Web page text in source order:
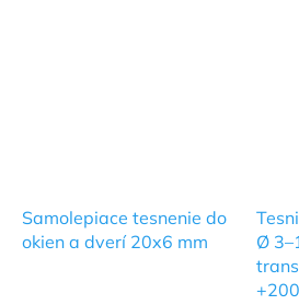
Samolepiace tesnenie do
okien a dverí 20x6 mm
Ø